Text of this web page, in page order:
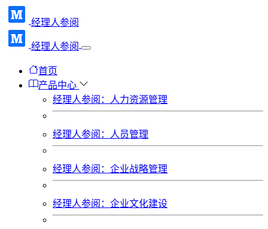
经理人参阅
经理人参阅
首页
产品中心
经理人参阅：人力资源管理
经理人参阅：人员管理
经理人参阅：企业战略管理
经理人参阅：企业文化建设